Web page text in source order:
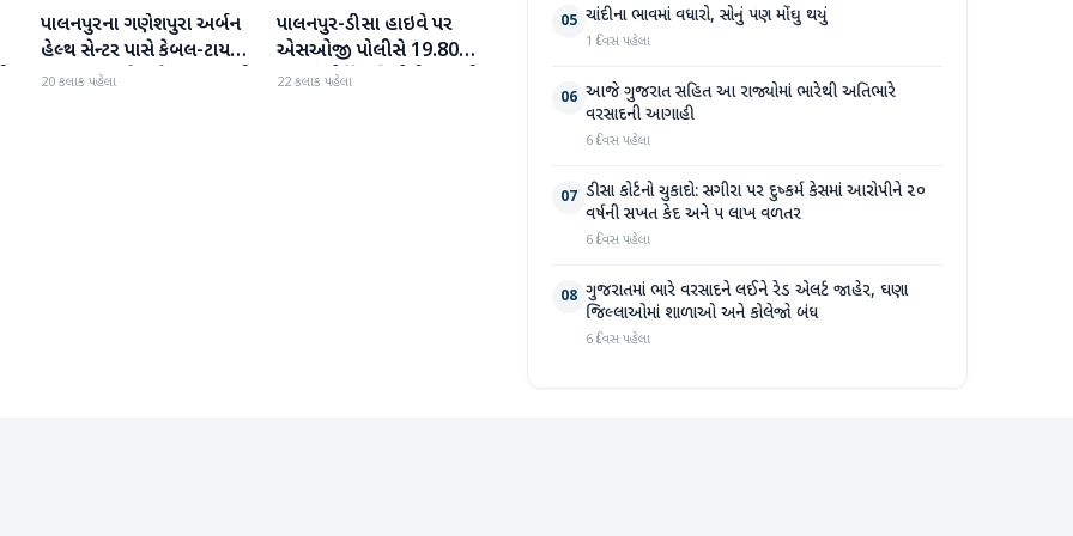
બનાસકાંઠા
પાલનપુરના ગણેશપુરા અર્બન
હેલ્થ સેન્ટર પાસે કેબલ-ટાયર
સળગાવાતા ફેલાયેલા ધુમાડાથી
20 કલાક પહેલા
બનાસકાંઠા
પાલનપુર-ડીસા હાઇવે પર
એસઓજી પોલીસે 19.80
લાખનું મોર્ફિન હિરોઈન ઝડપી
22 કલાક પહેલા
05 ચાંદીના ભાવમાં વધારો, સોનું પણ મોંઘુ થયું
1 દિવસ પહેલા
06 આજે ગુજરાત સહિત આ રાજ્યોમાં ભારેથી અતિભારે
વરસાદની આગાહી
6 દિવસ પહેલા
07 ડીસા કોર્ટનો ચુકાદો: સગીરા પર દુષ્કર્મ કેસમાં આરોપીને ૨૦
વર્ષની સખત કેદ અને ૫ લાખ વળતર
6 દિવસ પહેલા
08 ગુજરાતમાં ભારે વરસાદને લઈને રેડ એલર્ટ જાહેર, ઘણા
જિલ્લાઓમાં શાળાઓ અને કોલેજો બંધ
6 દિવસ પહેલા